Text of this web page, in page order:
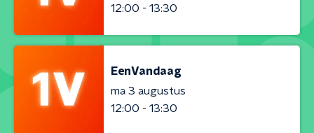
12:00 - 13:30
EenVandaag
ma 3 augustus
12:00 - 13:30